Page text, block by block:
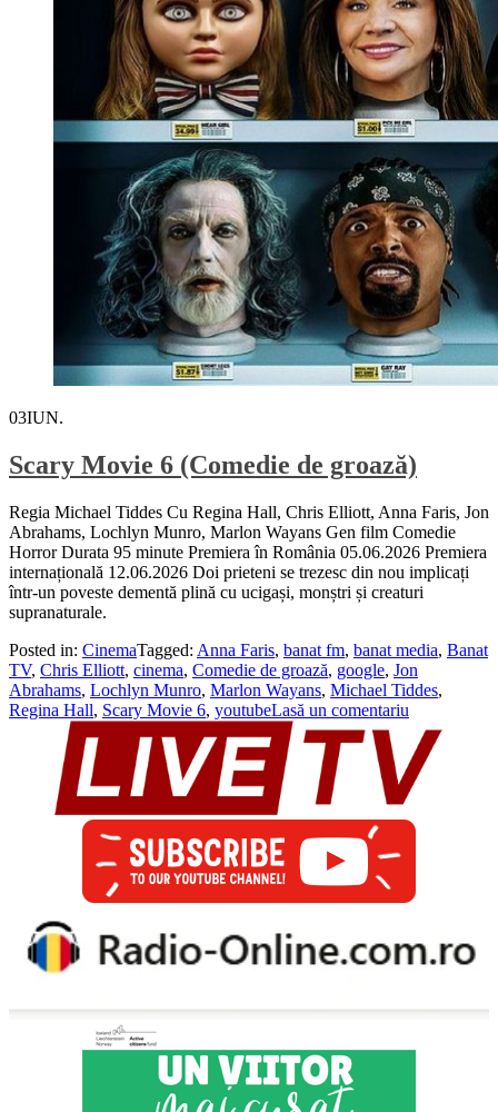
03IUN.
Scary Movie 6 (Comedie de groază)
Regia Michael Tiddes Cu Regina Hall, Chris Elliott, Anna Faris, Jon
Abrahams, Lochlyn Munro, Marlon Wayans Gen film Comedie
Horror Durata 95 minute Premiera în România 05.06.2026 Premiera
internațională 12.06.2026 Doi prieteni se trezesc din nou implicați
într-un poveste dementă plină cu ucigași, monștri și creaturi
supranaturale.
Posted in: CinemaTagged: Anna Faris, banat fm, banat media, Banat
TV, Chris Elliott, cinema, Comedie de groază, google, Jon
Abrahams, Lochlyn Munro, Marlon Wayans, Michael Tiddes,
Regina Hall, Scary Movie 6, youtubeLasă un comentariu